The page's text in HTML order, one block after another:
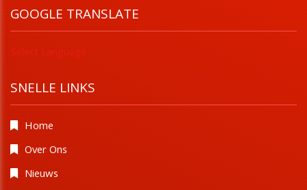
GOOGLE TRANSLATE
Select Language
SNELLE LINKS
Home
Over Ons
Nieuws